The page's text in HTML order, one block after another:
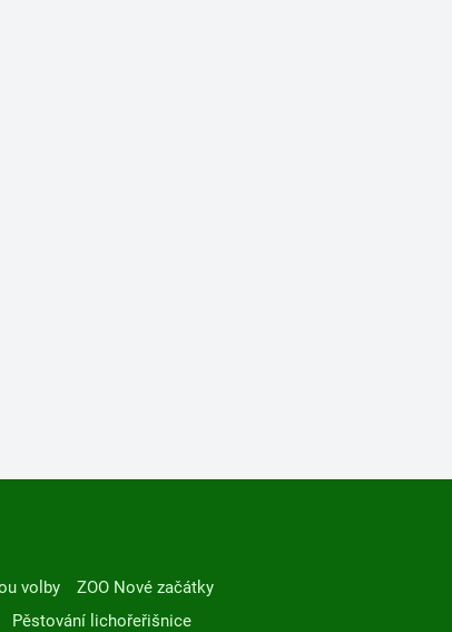
volby
ZOO Nové začátky
Pěstování lichořeřišnice